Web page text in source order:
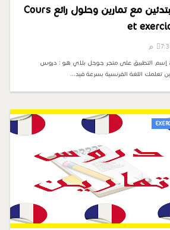
للمبتدئين مع تمارين وحلول رائع Cours
et
م
إسم التطبيق على متجر جوجل بلاي هو : دروس
تعلمك اللغة الفرنسية بسرعة فيد…